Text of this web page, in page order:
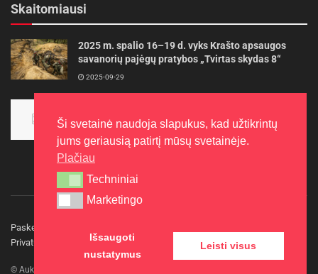
Skaitomiausi
2025 m. spalio 16–19 d. vyks Krašto apsaugos
savanorių pajėgų pratybos „Tvirtas skydas 8“
2025-09-29
aukso
2015-10-30
Paskelbkite naujieną
Privatumo politika
Kontaktai
© Aukštaitijos gidas
Ši svetainė naudoja slapukus, kad užtikrintų
jums geriausią patirtį mūsų svetainėje.
Plačiau
Techniniai
Techniniai
Marketingo
Marketingo
Išsaugoti
nustatymus
Leisti visus